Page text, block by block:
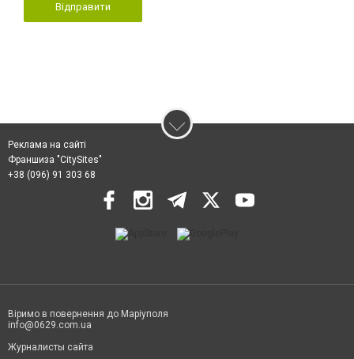
Відправити
Реклама на сайті
Франшиза "CitySites"
+38 (096) 91 303 68
Віримо в повернення до Маріуполя
info@0629.com.ua
Журналисты сайта